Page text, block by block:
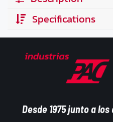
Specifications
Desde 1975 junto a